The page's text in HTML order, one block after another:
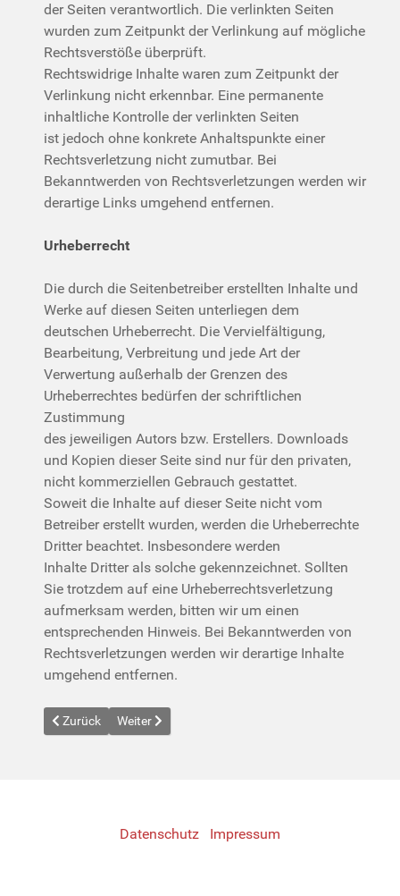
der Seiten verantwortlich. Die verlinkten Seiten
wurden zum Zeitpunkt der Verlinkung auf mögliche
Rechtsverstöße überprüft.
Rechtswidrige Inhalte waren zum Zeitpunkt der
Verlinkung nicht erkennbar. Eine permanente
inhaltliche Kontrolle der verlinkten Seiten
ist jedoch ohne konkrete Anhaltspunkte einer
Rechtsverletzung nicht zumutbar. Bei
Bekanntwerden von Rechtsverletzungen werden wir
derartige Links umgehend entfernen.
Urheberrecht
Die durch die Seitenbetreiber erstellten Inhalte und
Werke auf diesen Seiten unterliegen dem
deutschen Urheberrecht. Die Vervielfältigung,
Bearbeitung, Verbreitung und jede Art der
Verwertung außerhalb der Grenzen des
Urheberrechtes bedürfen der schriftlichen
Zustimmung
des jeweiligen Autors bzw. Erstellers. Downloads
und Kopien dieser Seite sind nur für den privaten,
nicht kommerziellen Gebrauch gestattet.
Soweit die Inhalte auf dieser Seite nicht vom
Betreiber erstellt wurden, werden die Urheberrechte
Dritter beachtet. Insbesondere werden
Inhalte Dritter als solche gekennzeichnet. Sollten
Sie trotzdem auf eine Urheberrechtsverletzung
aufmerksam werden, bitten wir um einen
entsprechenden Hinweis. Bei Bekanntwerden von
Rechtsverletzungen werden wir derartige Inhalte
umgehend entfernen.
Previous article: Test
Zurück Next article: Datenschutz
Weiter
Datenschutz Impressum